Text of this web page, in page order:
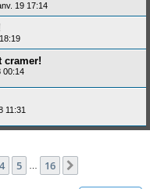
19 17:14
cramer!
00:14
11:31
4 5 … 16